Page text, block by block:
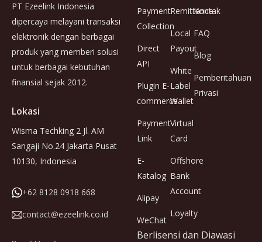
PT Ezeelink Indonesia
dipercaya melayani transaksi
elektronik dengan berbagai
produk yang memberi solusi
untuk berbagai kebutuhan
finansial sejak 2012.
Lokasi
Wisma Techking 2 Jl. AM
Sangaji No.24 Jakarta Pusat
10130, Indonesia
+62 8128 0918 668
contact@ezeelink.co.id
Payment
Collection
Direct
API
Plugin E-
commerce
Payment
Link
E-
Katalog
Alipay
WeChat
Remittance
Local
Payout
White
Label
Wallet
Virtual
Card
Offshore
Bank
Account
Loyalty
Kontak
FAQ
Blog
Pemberitahuan
Privasi
Berlisensi dan Diawasi